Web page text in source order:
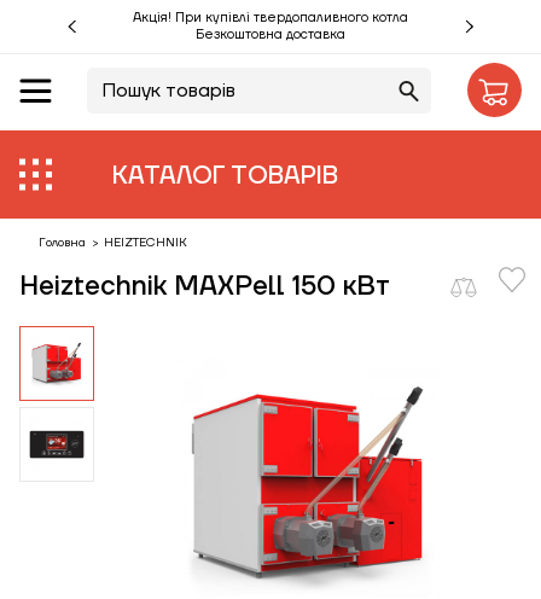
Акція! При купівлі твердопаливного котла
Безкоштовна доставка
КАТАЛОГ ТОВАРІВ
Акції %
Виробники
Об'єкти
Монтаж
Клієнтам
Контакти
Головна > HEIZTECHNIK
Heiztechnik MAXPell 150 кВт